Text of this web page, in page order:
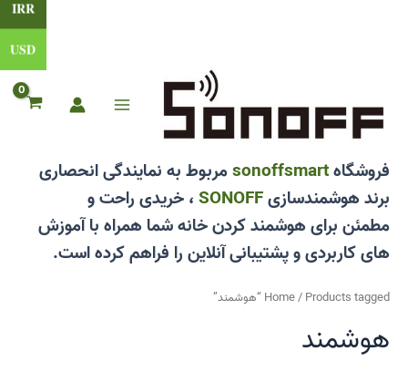
محتوا
Main
Menu
فروشگاهsonoffsmartمربوط به نمایندگی انحصاری
برند هوشمندسازیSONOFF ، خریدی راحت و
مطمئن برای هوشمند کردن خانه شما همراه با آموزش
های کاربردی و پشتیبانی آنلاین را فراهم کرده است.
Home/ Products tagged “هوشمند”
هوشمند
IRR
USD